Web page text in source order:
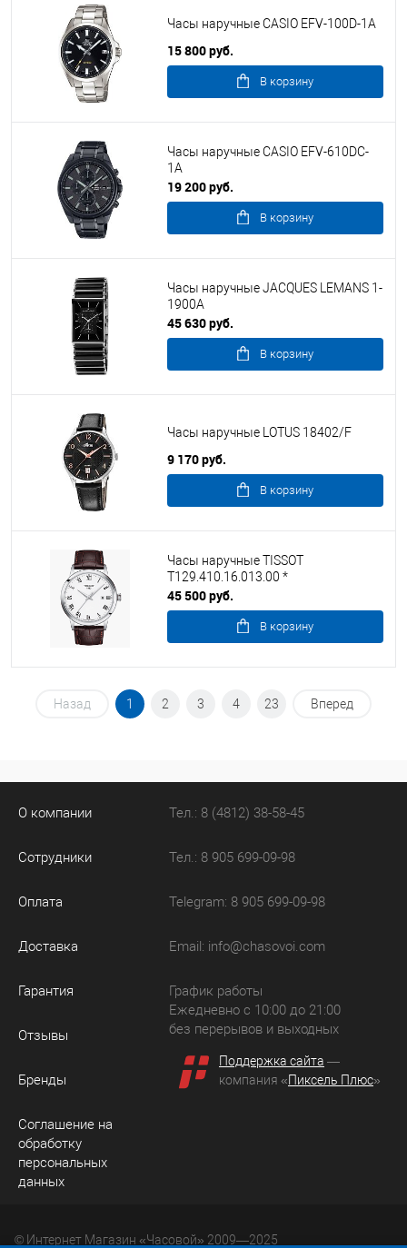
Часы наручные CASIO EFV-100D-1A
15 800 руб.
В корзину
Часы наручные CASIO EFV-610DC-
1A
19 200 руб.
В корзину
Часы наручные JACQUES LEMANS 1-
1900A
45 630 руб.
В корзину
Часы наручные LOTUS 18402/F
9 170 руб.
В корзину
Часы наручные TISSOT
T129.410.16.013.00 *
45 500 руб.
В корзину
Назад 1 2 3 4 23 Вперед
О компании
Сотрудники
Оплата
Доставка
Гарантия
Отзывы
Бренды
Соглашение на
обработку
персональных
данных
Тел.: 8 (4812) 38-58-45
Тел.: 8 905 699-09-98
Telegram: 8 905 699-09-98
Email: info@chasovoi.com
График работы
Ежедневно с 10:00 до 21:00
без перерывов и выходных
Поддержка сайта —
компания «Пиксель Плюс»
© Интернет Магазин «Часовой» 2009—2025